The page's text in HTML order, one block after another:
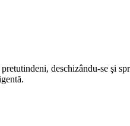
deschizându-se şi